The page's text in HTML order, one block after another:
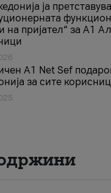
ја претставува
на пријател“ за А1
A1 Net Sеf
за сите